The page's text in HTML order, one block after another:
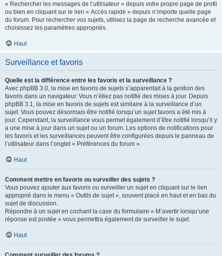
« Rechercher les messages de l’utilisateur » depuis votre propre page de profil
ou bien en cliquant sur le lien « Accès rapide » depuis n’importe quelle page
du forum. Pour rechercher vos sujets, utilisez la page de recherche avancée et
choisissez les paramètres appropriés.
Haut
Surveillance et favoris
Quelle est la différence entre les favoris et la surveillance ?
Avec phpBB 3.0, la mise en favoris de sujets s’apparentait à la gestion des
favoris dans un navigateur. Vous n’étiez pas notifié des mises à jour. Depuis
phpBB 3.1, la mise en favoris de sujets est similaire à la surveillance d’un
sujet. Vous pouvez désormais être notifié lorsqu’un sujet favoris a été mis à
jour. Cependant, la surveillance vous permet également d’être notifié lorsqu’il y
a une mise à jour dans un sujet ou un forum. Les options de notifications pour
les favoris et les surveillances peuvent être configurées depuis le panneau de
l’utilisateur dans l’onglet « Préférences du forum ».
Haut
Comment mettre en favoris ou surveiller des sujets ?
Vous pouvez ajouter aux favoris ou surveiller un sujet en cliquant sur le lien
approprié dans le menu « Outils de sujet », souvent placé en haut et en bas du
sujet de discussion.
Répondre à un sujet en cochant la case du formulaire « M’avertir lorsqu’une
réponse est postée » vous permettra également de surveiller le sujet.
Haut